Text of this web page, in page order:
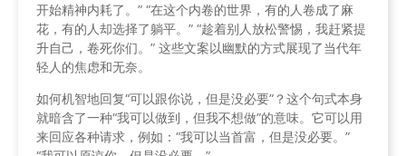
开始精神内耗了。” “在这个内卷的世界，有的人卷成了麻
花，有的人却选择了躺平。” “趁着别人放松警惕，我赶紧提
升自己，卷死你们。” 这些文案以幽默的方式展现了当代年
轻人的焦虑和无奈。
如何机智地回复“可以跟你说，但是没必要”？这个句式本身
就暗含了一种“我可以做到，但我不想做”的意味。它可以用
来回应各种请求，例如：“我可以当首富，但是没必要。”